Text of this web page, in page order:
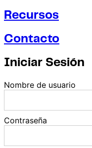
Recursos
Contacto
Iniciar Sesión
Nombre de usuario
Contraseña